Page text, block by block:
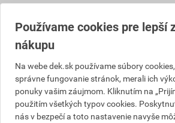
Aktuálna predajná cena po zľave
ceny
44,42 EUR
bez DPH za ks
Používame cookies pre lepší
nákupu
Na webe dek.sk používame súbory
správne fungovanie stránok, merali ich
ponuky vašim záujmom. Kliknutím na
použitím všetkých typov cookies.
nás v bezpečí a toto nastavenie navyše